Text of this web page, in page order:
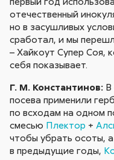
отечественный
но в засушливых
сработал, и мы
– Хайкоут Супер Соя,
себя показывает.
Г. М. Константинов: В
посева применили
по всходам на одном
смесью Плектор +
чтобы убрать осоты,
в предыдущие годы,